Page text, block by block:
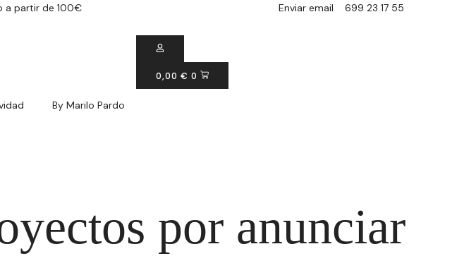
a partir de 100€ Enviar email 699 23 17 55
0,00 € 0
By Marilo Pardo
por anunciar